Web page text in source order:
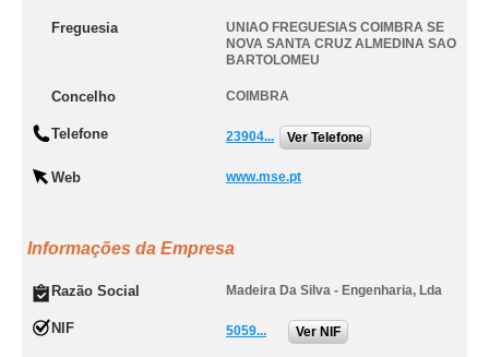
Freguesia
UNIAO FREGUESIAS COIMBRA SE
NOVA SANTA CRUZ ALMEDINA SAO
BARTOLOMEU
Concelho COIMBRA
Telefone 23904... Ver Telefone
Web www.mse.pt
Informações da Empresa
Razão Social Madeira Da Silva - Engenharia, Lda
NIF 5059... Ver NIF